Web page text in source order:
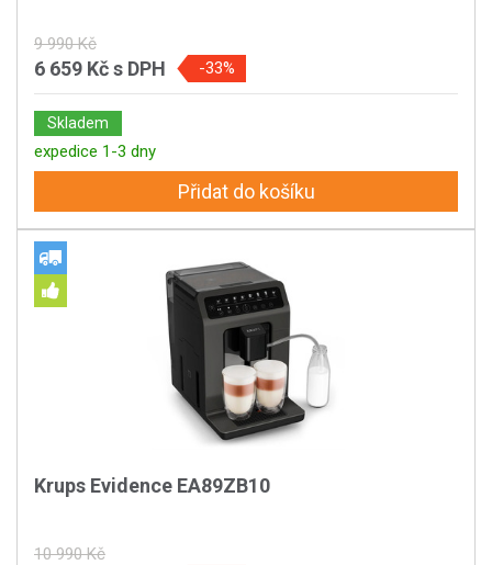
9 990 Kč
6 659 Kčs DPH -33%
Skladem
expedice 1-3 dny
Přidat do košíku
Krups Evidence EA89ZB10
10 990 Kč